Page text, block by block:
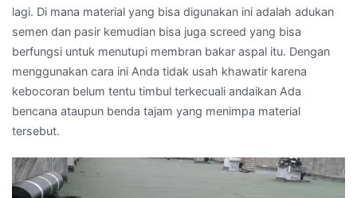
lagi. Di mana material yang bisa digunakan ini adalah adukan
semen dan pasir kemudian bisa juga screed yang bisa
berfungsi untuk menutupi membran bakar aspal itu. Dengan
menggunakan cara ini Anda tidak usah khawatir karena
kebocoran belum tentu timbul terkecuali andaikan Ada
bencana ataupun benda tajam yang menimpa material
tersebut.